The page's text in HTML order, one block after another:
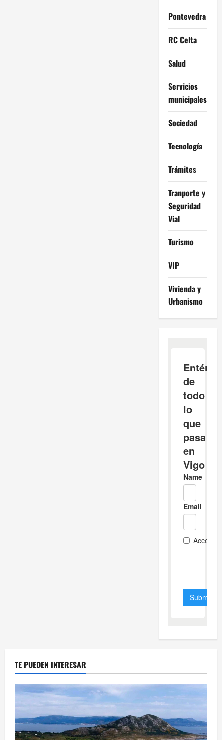
Pontevedra
RC Celta
Salud
Servicios
municipales
Sociedad
Tecnología
Trámites
Tranporte y
Seguridad
Vial
Turismo
VIP
Vivienda y
Urbanismo
TE PUEDEN INTERESAR